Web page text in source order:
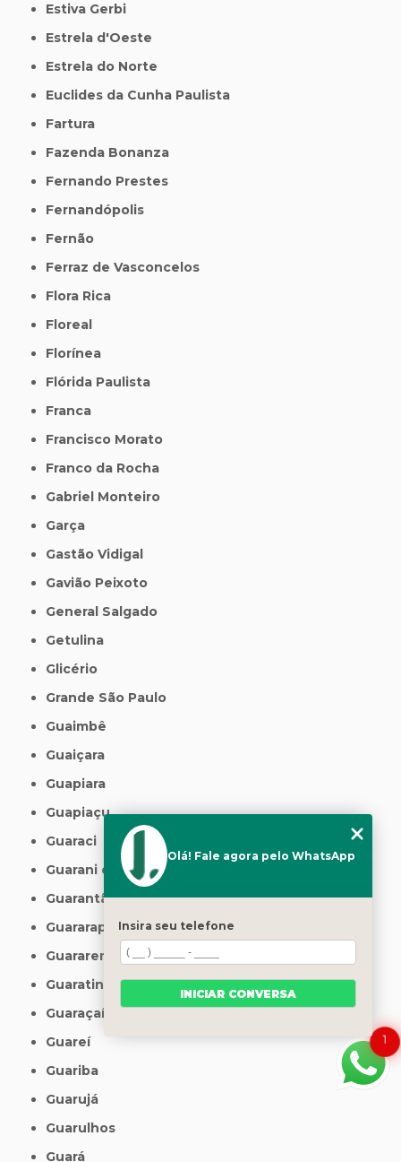
Estiva Gerbi
Estrela d'Oeste
Estrela do Norte
Euclides da Cunha Paulista
Fartura
Fazenda Bonanza
Fernando Prestes
Fernandópolis
Fernão
Ferraz de Vasconcelos
Flora Rica
Floreal
Florínea
Flórida Paulista
Franca
Francisco Morato
Franco da Rocha
Gabriel Monteiro
Garça
Gastão Vidigal
Gavião Peixoto
General Salgado
Getulina
Glicério
Grande São Paulo
Guaimbê
Guaiçara
Guapiara
Guapiaçu
Guaraci
Guarani d'Oeste
Guarantã
Guararapes
Guararema
Guaratinguetá
Guaraçaí
Guareí
Guariba
Guarujá
Guarulhos
Guará
1
Olá! Fale agora pelo WhatsApp
Insira seu telefone
INICIAR CONVERSA